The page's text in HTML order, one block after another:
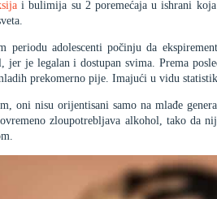
i bulimija su 2 poremećaja u ishrani
periodu adolescenti počinju da
jer je legalan i dostupan svima. Prema
prekomerno pije. Imajući u vidu
oni nisu orijentisani samo na mlađe
zloupotrebljava alkohol, tako da